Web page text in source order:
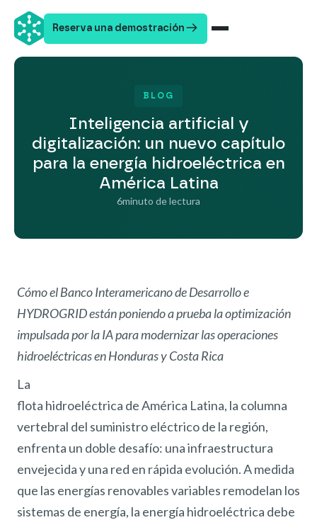
Reserva una demostración
BLOG
Inteligencia artificial y
digitalización: un nuevo capítulo
para la energía hidroeléctrica en
América Latina
6minuto de lectura
Cómo el Banco Interamericano de Desarrollo e
HYDROGRID están poniendo a prueba la optimización
impulsada por la IA para modernizar las operaciones
hidroeléctricas en Honduras y Costa Rica
La
flota hidroeléctrica de América Latina, la columna
vertebral del suministro eléctrico de la región,
enfrenta un doble desafío: una infraestructura
envejecida y una red en rápida evolución. A medida
que las energías renovables variables remodelan los
sistemas de energía, la energía hidroeléctrica debe